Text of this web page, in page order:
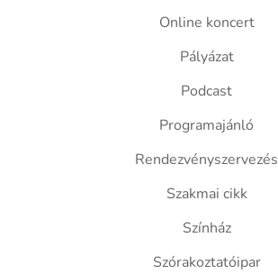
Online koncert
Pályázat
Podcast
Programajánló
Rendezvényszervezés
Szakmai cikk
Színház
Szórakoztatóipar